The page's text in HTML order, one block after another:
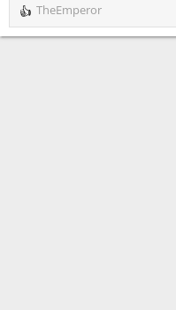
e
:
R
e
TheEmperor